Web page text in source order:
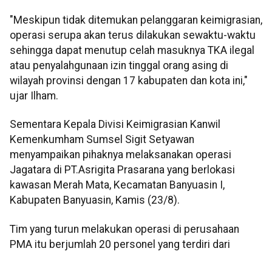
"Meskipun tidak ditemukan pelanggaran keimigrasian,
operasi serupa akan terus dilakukan sewaktu-waktu
sehingga dapat menutup celah masuknya TKA ilegal
atau penyalahgunaan izin tinggal orang asing di
wilayah provinsi dengan 17 kabupaten dan kota ini,"
ujar Ilham.
Sementara Kepala Divisi Keimigrasian Kanwil
Kemenkumham Sumsel Sigit Setyawan
menyampaikan pihaknya melaksanakan operasi
Jagatara di PT.Asrigita Prasarana yang berlokasi
kawasan Merah Mata, Kecamatan Banyuasin I,
Kabupaten Banyuasin, Kamis (23/8).
Tim yang turun melakukan operasi di perusahaan
PMA itu berjumlah 20 personel yang terdiri dari